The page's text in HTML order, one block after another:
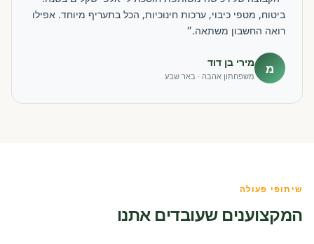
ביטוח, מטפי כיבוי, ערכות חינוכיות, הכל בתעריף מיוחד. אפילו
רואה החשבון משתאה.״
מ מירי בן דוד
משפחתון אהבה · באר שבע
שיתופי פעולה
המקצוענים שעובדים אתנו